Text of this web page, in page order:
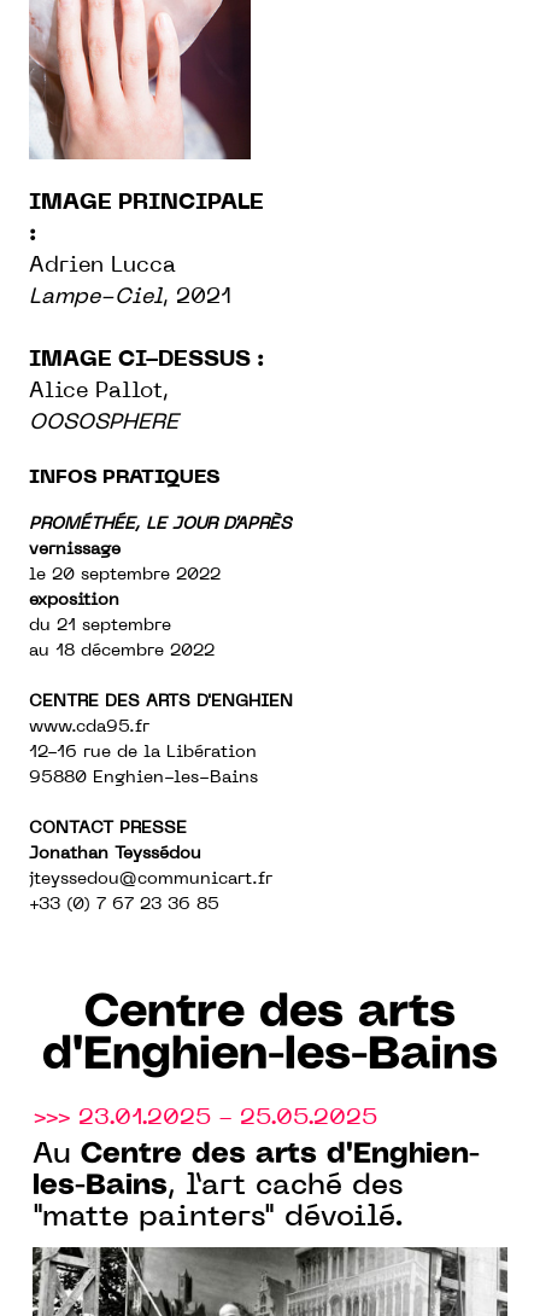
IMAGE PRINCIPALE
:
Adrien Lucca
Lampe-Ciel, 2021
IMAGE CI-DESSUS :
Alice Pallot,
OOSOSPHERE
INFOS PRATIQUES
PROMÉTHÉE, LE JOUR D'APRÈS
vernissage
le 20 septembre 2022
exposition
du 21 septembre
au 18 décembre 2022
CENTRE DES ARTS D'ENGHIEN
www.cda95.fr
12-16 rue de la Libération
95880 Enghien-les-Bains
CONTACT PRESSE
Jonathan Teyssédou
jteyssedou@communicart.fr
+33 (0) 7 67 23 36 85
Centre des arts
d'Enghien-les-Bains
>>> 23.01.2025 - 25.05.2025
Au Centre des arts d'Enghien-
les-Bains, l’art caché des
"matte painters" dévoilé.